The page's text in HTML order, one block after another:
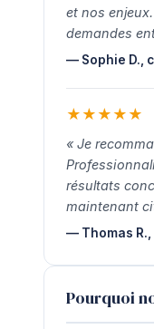
et nos
demandes
— Sophie D.,
★ ★ ★ ★ ★
« Je
résultats
maintenant
— Thomas
Pourquoi